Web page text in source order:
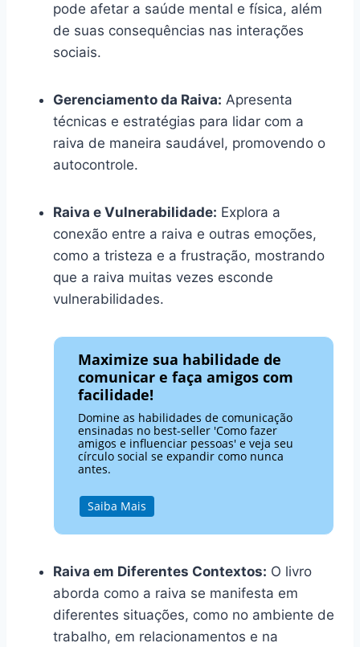
pode afetar a saúde mental e física, além
de suas consequências nas interações
sociais.
Gerenciamento da Raiva: Apresenta
técnicas e estratégias para lidar com a
raiva de maneira saudável, promovendo o
autocontrole.
Raiva e Vulnerabilidade: Explora a
conexão entre a raiva e outras emoções,
como a tristeza e a frustração, mostrando
que a raiva muitas vezes esconde
vulnerabilidades.
Maximize sua habilidade de
comunicar e faça amigos com
facilidade!
Domine as habilidades de comunicação
ensinadas no best-seller 'Como fazer
amigos e influenciar pessoas' e veja seu
círculo social se expandir como nunca
antes.
Saiba Mais
Raiva em Diferentes Contextos: O livro
aborda como a raiva se manifesta em
diferentes situações, como no ambiente de
trabalho, em relacionamentos e na